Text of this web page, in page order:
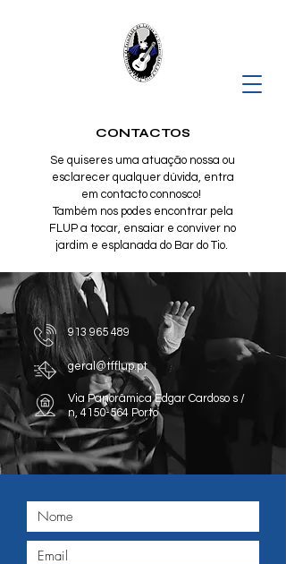
CONTACTOS
Se quiseres uma atuação nossa ou
esclarecer qualquer dúvida, entra
em contacto connosco!
Também nos podes encontrar pela
FLUP a tocar, ensaiar e conviver no
jardim e esplanada do Bar do Tio.
913 965 489
geral@tfflup.pt
Via Panorâmica Edgar Cardoso s /
n, 4150-564 Porto